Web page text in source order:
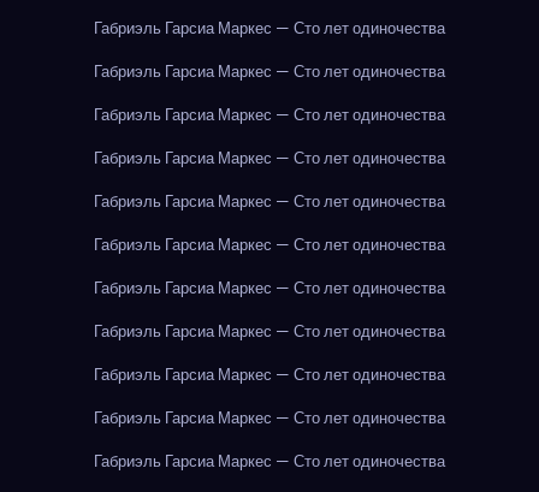
Габриэль Гарсиа Маркес — Сто лет одиночества
Габриэль Гарсиа Маркес — Сто лет одиночества
Габриэль Гарсиа Маркес — Сто лет одиночества
Габриэль Гарсиа Маркес — Сто лет одиночества
Габриэль Гарсиа Маркес — Сто лет одиночества
Габриэль Гарсиа Маркес — Сто лет одиночества
Габриэль Гарсиа Маркес — Сто лет одиночества
Габриэль Гарсиа Маркес — Сто лет одиночества
Габриэль Гарсиа Маркес — Сто лет одиночества
Габриэль Гарсиа Маркес — Сто лет одиночества
Габриэль Гарсиа Маркес — Сто лет одиночества